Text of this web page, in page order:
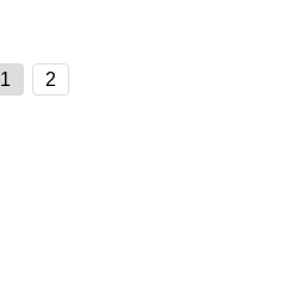
1 2